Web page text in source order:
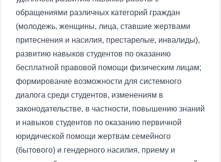
Ваше имя и фамилия
Ваш номер телефона
Почта
обращениями различных категорий граждан
(молодежь, женщины, лица, ставшие жертвами
притеснения и насилия, престарелые, инвалиды),
развитию навыков студентов по оказанию
бесплатной правовой помощи физическим лицам;
формирование возможности для системного
диалога среди студентов, изменениям в
законодательстве, в частности, повышению знаний
и навыков студентов по оказанию первичной
юридической помощи жертвам семейного
(бытового) и гендерного насилия, приему и